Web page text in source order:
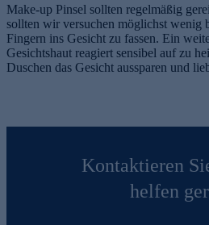
Make-up Pinsel sollten regelmäßig
sollten wir versuchen möglichst wenig
Fingern ins Gesicht zu fassen. Ein
Gesichtshaut reagiert sensibel auf zu
Duschen das Gesicht aussparen und
Kontaktieren
helfen